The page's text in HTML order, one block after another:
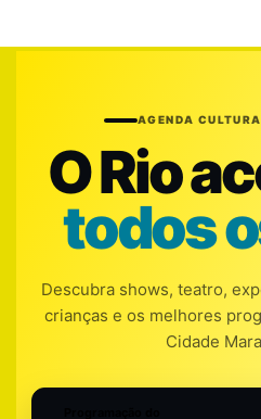
AGENDA
O Rio
todos
Descubra shows, teatro,
crianças e os melhores
Cidade